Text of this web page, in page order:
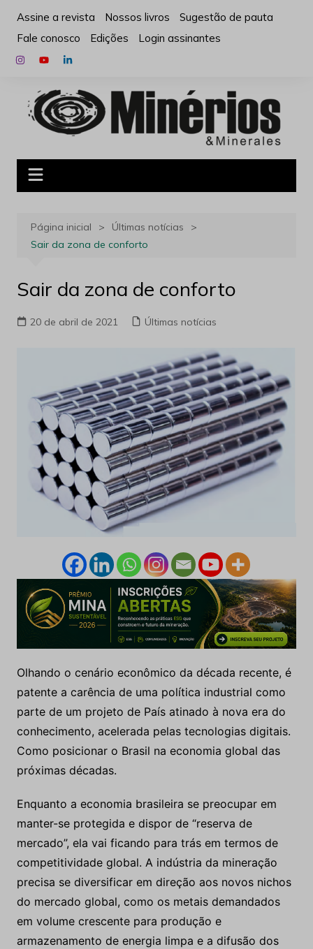
para
conteúdo
Assine a revista Nossos livros
Sugestão de pauta
Fale conosco
Edições Login assinantes
Página inicial
Últimas notícias
Sair da zona de conforto
Sair da zona de conforto
20 de abril de 2021 Últimas notícias
Olhando o cenário econômico da década recente, é
patente a carência de uma política industrial como
parte de um projeto de País atinado à nova era do
conhecimento, acelerada pelas tecnologias digitais.
Como posicionar o Brasil na economia global das
próximas décadas.
Enquanto a economia brasileira se preocupar em
manter-se protegida e dispor de “reserva de
mercado”, ela vai ficando para trás em termos de
competitividade global. A indústria da mineração
precisa se diversificar em direção aos novos nichos
do mercado global, como os metais demandados
em volume crescente para produção e
armazenamento de energia limpa e a difusão dos